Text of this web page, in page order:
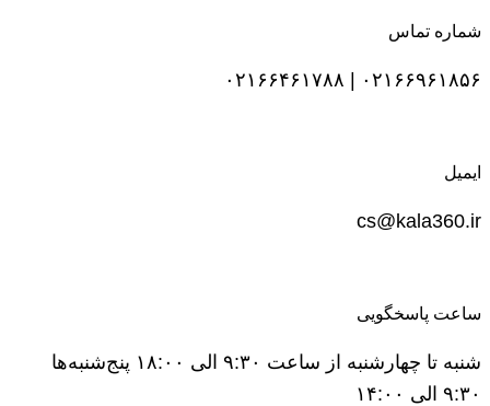
شماره تماس
۰۲۱۶۶۹۶۱۸۵۶ | ۰۲۱۶۶۴۶۱۷۸۸
ایمیل
cs@kala360.ir
ساعت پاسخگویی
شنبه تا چهارشنبه از ساعت ۹:۳۰ الی ۱۸:۰۰ پنج‌شنبه‌ها
۹:۳۰ الی ۱۴:۰۰